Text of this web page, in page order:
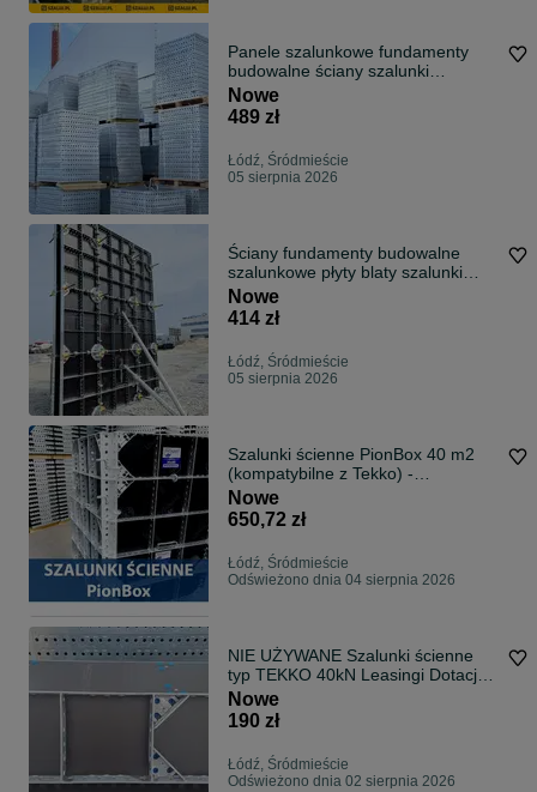
Panele szalunkowe fundamenty
budowalne ściany szalunki
BAUTEKK 40kN
Nowe
489 zł
Łódź, Śródmieście
05 sierpnia 2026
Ściany fundamenty budowalne
szalunkowe płyty blaty szalunki
40kN
Nowe
414 zł
Łódź, Śródmieście
05 sierpnia 2026
Szalunki ścienne PionBox 40 m2
(kompatybilne z Tekko) -
PRODUCENT NOWE
Nowe
650,72 zł
Łódź, Śródmieście
Odświeżono dnia 04 sierpnia 2026
NIE UŻYWANE Szalunki ścienne
typ TEKKO 40kN Leasingi Dotacje
NiskaCena
Nowe
190 zł
Łódź, Śródmieście
Odświeżono dnia 02 sierpnia 2026